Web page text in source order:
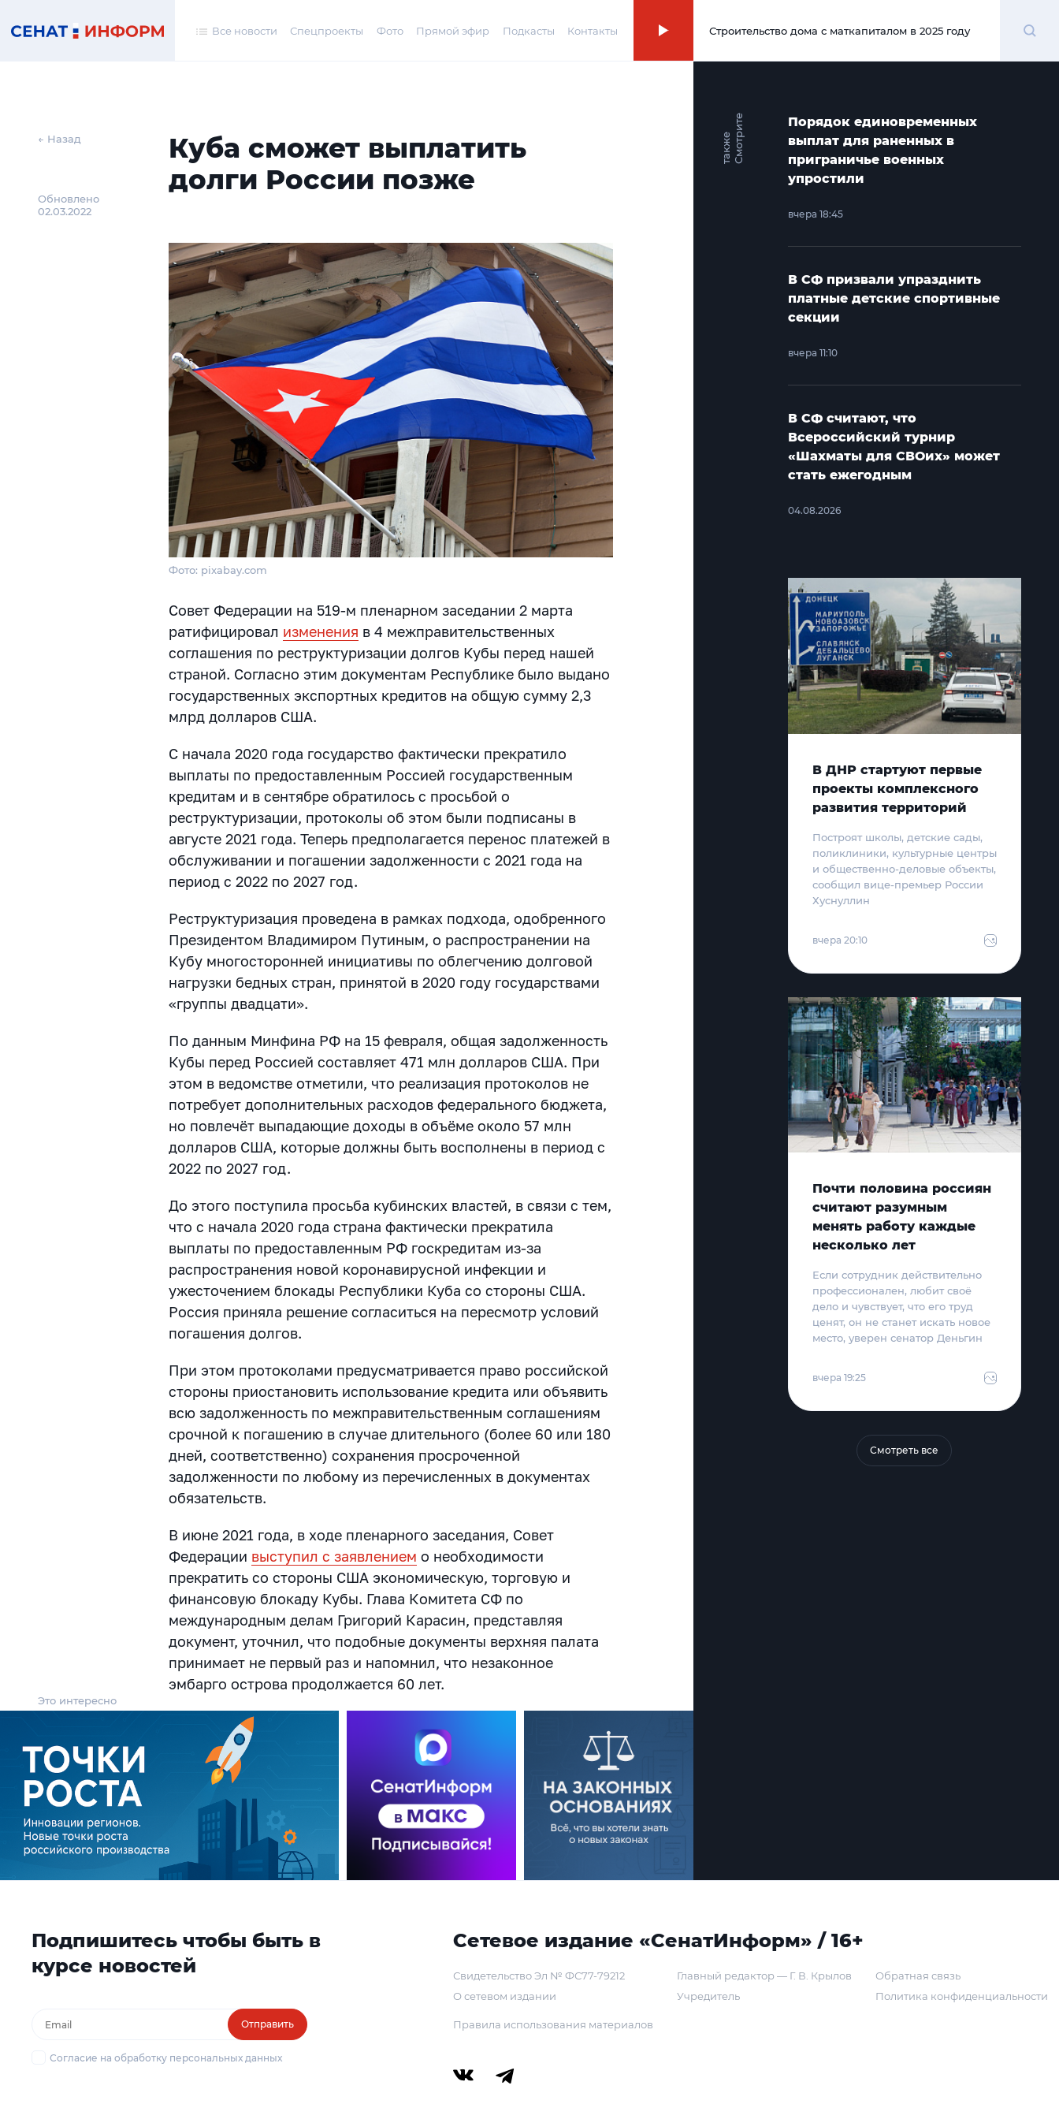
Все новости Спецпроекты Фото Прямой эфир Подкасты Контакты 00:00
Строительство дома с маткапиталом в 2025 году
← Назад
Обновлено
02.03.2022
Куба сможет выплатить
долги России позже
Фото: pixabay.com
Совет Федерации на 519-м пленарном заседании 2 марта
ратифицировал изменения в 4 межправительственных
соглашения по реструктуризации долгов Кубы перед нашей
страной. Согласно этим документам Республике было выдано
государственных экспортных кредитов на общую сумму 2,3
млрд долларов США.
С начала 2020 года государство фактически прекратило
выплаты по предоставленным Россией государственным
кредитам и в сентябре обратилось с просьбой о
реструктуризации, протоколы об этом были подписаны в
августе 2021 года. Теперь предполагается перенос платежей в
обслуживании и погашении задолженности с 2021 года на
период с 2022 по 2027 год.
Реструктуризация проведена в рамках подхода, одобренного
Президентом Владимиром Путиным, о распространении на
Кубу многосторонней инициативы по облегчению долговой
нагрузки бедных стран, принятой в 2020 году государствами
«группы двадцати».
По данным Минфина РФ на 15 февраля, общая задолженность
Кубы перед Россией составляет 471 млн долларов США. При
этом в ведомстве отметили, что реализация протоколов не
потребует дополнительных расходов федерального бюджета,
но повлечёт выпадающие доходы в объёме около 57 млн
долларов США, которые должны быть восполнены в период с
2022 по 2027 год.
До этого поступила просьба кубинских властей, в связи с тем,
что с начала 2020 года страна фактически прекратила
выплаты по предоставленным РФ госкредитам из-за
распространения новой коронавирусной инфекции и
ужесточением блокады Республики Куба со стороны США.
Россия приняла решение согласиться на пересмотр условий
погашения долгов.
При этом протоколами предусматривается право российской
стороны приостановить использование кредита или объявить
всю задолженность по межправительственным соглашениям
срочной к погашению в случае длительного (более 60 или 180
дней, соответственно) сохранения просроченной
задолженности по любому из перечисленных в документах
обязательств.
В июне 2021 года, в ходе пленарного заседания, Совет
Федерации выступил с заявлением о необходимости
прекратить со стороны США экономическую, торговую и
финансовую блокаду Кубы. Глава Комитета СФ по
международным делам Григорий Карасин, представляя
документ, уточнил, что подобные документы верхняя палата
принимает не первый раз и напомнил, что незаконное
эмбарго острова продолжается 60 лет.
Это интересно
С
м
о
т
р и
т
е
т
а
к
ж
е
Порядок единовременных
выплат для раненных в
приграничье военных
упростили
вчера 18:45
В СФ призвали упразднить
платные детские спортивные
секции
вчера 11:10
В СФ считают, что
Всероссийский турнир
«Шахматы для СВОих» может
стать ежегодным
04.08.2026
В ДНР стартуют первые
проекты комплексного
развития территорий
Построят школы, детские сады,
поликлиники, культурные центры
и общественно-деловые объекты,
сообщил вице-премьер России
Хуснуллин
вчера 20:10
Почти половина россиян
считают разумным
менять работу каждые
несколько лет
Если сотрудник действительно
профессионален, любит своё
дело и чувствует, что его труд
ценят, он не станет искать новое
место, уверен сенатор Деньгин
вчера 19:25
Смотреть все
Подпишитесь чтобы быть в
курсе новостей
Отправить
Согласие на обработку персональных данных
Сетевое издание «СенатИнформ» / 16+
Свидетельство Эл № ФС77-79212
О сетевом издании
Главный редактор — Г. В. Крылов
Учредитель
Обратная связь
Политика конфиденциальности
Правила использования материалов